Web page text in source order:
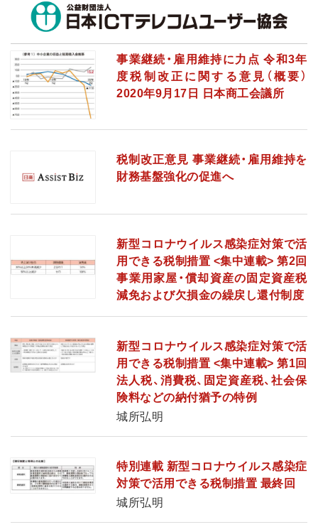
事業継続・雇用維持に力点 令和3年
度税制改正に関する意見（概要）
2020年9月17日 日本商工会議所
税制改正意見 事業継続・雇用維持を
財務基盤強化の促進へ
新型コロナウイルス感染症対策で活
用できる税制措置 <集中連載> 第2回
事業用家屋・償却資産の固定資産税
減免および欠損金の繰戻し還付制度
新型コロナウイルス感染症対策で活
用できる税制措置 <集中連載> 第1回
法人税、消費税、固定資産税、社会保
険料などの納付猶予の特例
城所弘明
特別連載 新型コロナウイルス感染症
対策で活用できる税制措置 最終回
城所弘明